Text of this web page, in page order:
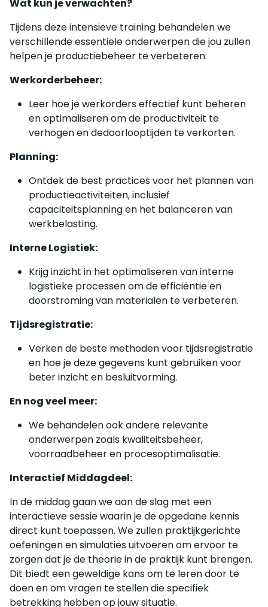
Wat kun je verwachten?
Tijdens deze intensieve training behandelen we
verschillende essentiële onderwerpen die jou zullen
helpen je productiebeheer te verbeteren:
Werkorderbeheer:
Leer hoe je werkorders effectief kunt beheren
en optimaliseren om de productiviteit te
verhogen en dedoorlooptijden te verkorten.
Planning:
Ontdek de best practices voor het plannen van
productieactiviteiten, inclusief
capaciteitsplanning en het balanceren van
werkbelasting.
Interne Logistiek:
Krijg inzicht in het optimaliseren van interne
logistieke processen om de efficiëntie en
doorstroming van materialen te verbeteren.
Tijdsregistratie:
Verken de beste methoden voor tijdsregistratie
en hoe je deze gegevens kunt gebruiken voor
beter inzicht en besluitvorming.
En nog veel meer:
We behandelen ook andere relevante
onderwerpen zoals kwaliteitsbeheer,
voorraadbeheer en procesoptimalisatie.
Interactief Middagdeel:
In de middag gaan we aan de slag met een
interactieve sessie waarin je de opgedane kennis
direct kunt toepassen. We zullen praktijkgerichte
oefeningen en simulaties uitvoeren om ervoor te
zorgen dat je de theorie in de praktijk kunt brengen.
Dit biedt een geweldige kans om te leren door te
doen en om vragen te stellen die specifiek
betrekking hebben op jouw situatie.